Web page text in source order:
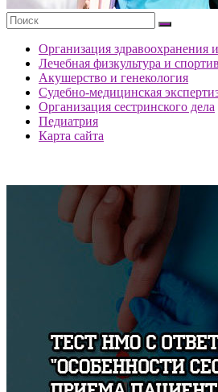
Организация здравоохранения
Лечебная физкультура и
Акушерство и генекология
Судебно-медицинская
Организация сестринского дела
Педиатрия
Карта сайта